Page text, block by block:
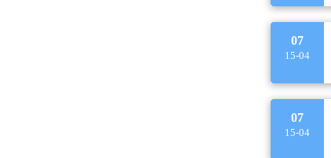
07
15-04
07
15-04